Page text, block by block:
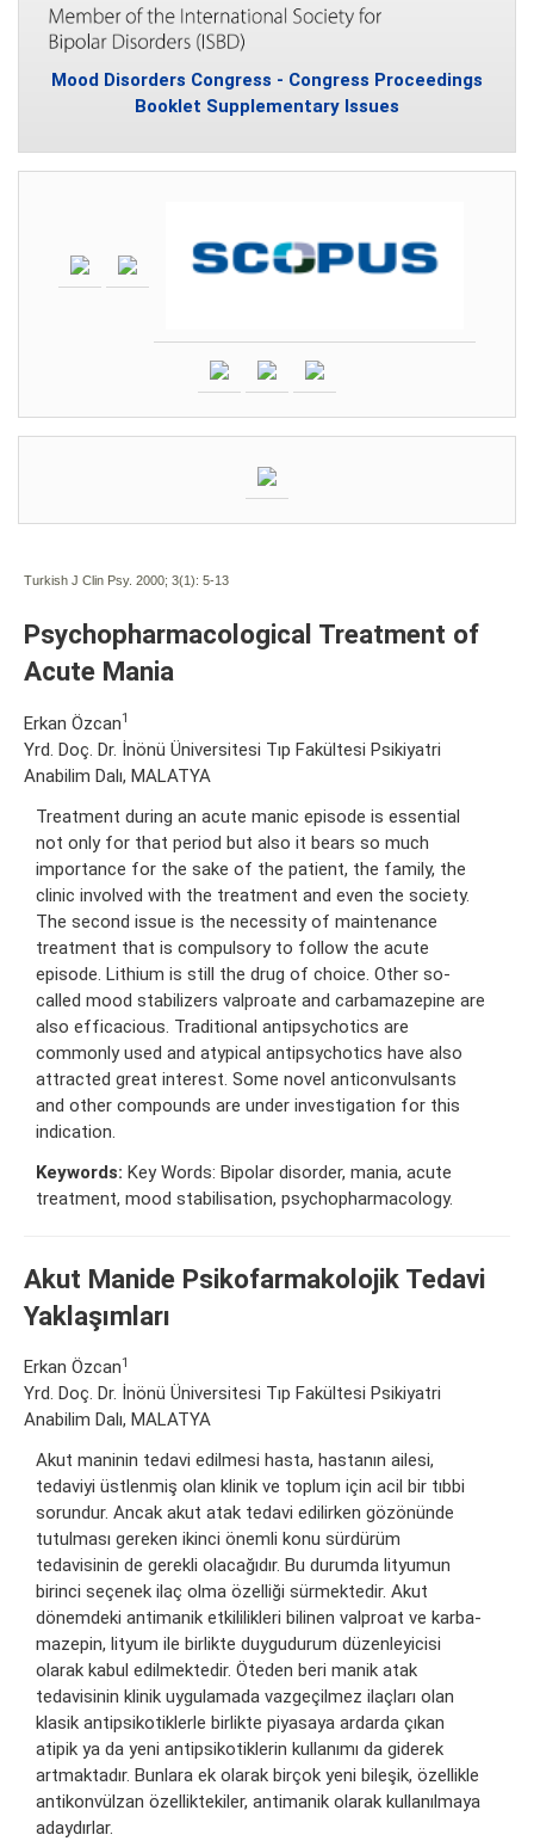
Mood Disorders Congress - Congress Proceedings
Booklet Supplementary Issues
Turkish J Clin Psy. 2000; 3(1): 5-13
Psychopharmacological Treatment of
Acute Mania
Erkan Özcan1
Yrd. Doç. Dr. İnönü Üniversitesi Tıp Fakültesi Psikiyatri
Anabilim Dalı, MALATYA
Treatment during an acute manic episode is essential
not only for that period but also it bears so much
importance for the sake of the patient, the family, the
clinic involved with the treatment and even the society.
The second issue is the necessity of maintenance
treatment that is compulsory to follow the acute
episode. Lithium is still the drug of choice. Other so-
called mood stabilizers valproate and carbamazepine are
also efficacious. Traditional antipsychotics are
commonly used and atypical antipsychotics have also
attracted great interest. Some novel anticonvulsants
and other compounds are under investigation for this
indication.
Keywords: Key Words: Bipolar disorder, mania, acute
treatment, mood stabilisation, psychopharmacology.
Akut Manide Psikofarmakolojik Tedavi
Yaklaşımları
Erkan Özcan1
Yrd. Doç. Dr. İnönü Üniversitesi Tıp Fakültesi Psikiyatri
Anabilim Dalı, MALATYA
Akut maninin tedavi edilmesi hasta, hastanın ailesi,
tedaviyi üstlenmiş olan klinik ve toplum için acil bir tıbbi
sorundur. Ancak akut atak tedavi edilirken gözönünde
tutulması gereken ikinci önemli konu sürdürüm
tedavisinin de gerekli olacağıdır. Bu durumda lityumun
birinci seçenek ilaç olma özelliği sürmektedir. Akut
dönemdeki antimanik etkililikleri bilinen valproat ve karba-
mazepin, lityum ile birlikte duygudurum düzenleyicisi
olarak kabul edilmektedir. Öteden beri manik atak
tedavisinin klinik uygulamada vazgeçilmez ilaçları olan
klasik antipsikotiklerle birlikte piyasaya ardarda çıkan
atipik ya da yeni antipsikotiklerin kullanımı da giderek
artmaktadır. Bunlara ek olarak birçok yeni bileşik, özellikle
antikonvülzan özelliktekiler, antimanik olarak kullanılmaya
adaydırlar.